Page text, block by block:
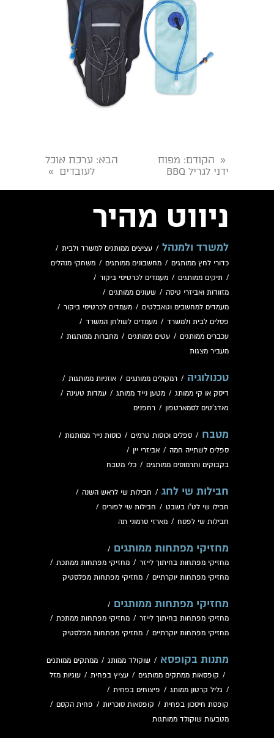
« הקודם: מפוח
ידני לגריל BBQ
הבא: ערכת אוכל
לעובדים
»
ניווט מהיר
למשרד ולמנהל / עציצים ממותגים למשרד ולבית /
כדורי לחץ ממותגים / מחשבונים ממותגים / משחקי מנהלים
/ תיקים ממותגים / מעמדים לכרטיסי ביקור /
מזוודות ואביזרי טיסה / שעונים ממותגים /
מעמדים למחשבים וטאבלטים / מעמדים לכרטיסי ביקור /
פסלים לבית ולמשרד / מעמדים לשולחן המשרד /
עכברים ממותגים / עטים ממותגים / מחברות ממותגות /
מעביר מצגות
טכנולוגיה / רמקולים ממותגים / אוזניות ממותגות /
דיסק או קי ממותג / מטען נייד ממותג / עמדות טעינה /
גאדג'טים לסמארטפון / רחפנים
מטבח / ספלים וכוסות טרמים / כוסות נייר ממותגות /
ספלים לשתייה חמה / אביזרי יין /
בקבוקים ותרמוסים ממותגים / כלי מטבח
חבילות שי לחג / חבילות שי לראש השנה /
חבילו שי לט"ו בשבט / חבילות שי לפורים /
חבילות שי לפסח / מארזי סרמוני תה
מחזיקי מפתחות ממותגים /
מחזיקי מפתחות בחיתוך לייזר / מחזיקי מפתחות ממתכת /
מחזיקי מפתחות יוקרתיים / מחזיקי מפתחות מפלסטיק
מחזיקי מפתחות ממותגים /
מחזיקי מפתחות בחיתוך לייזר / מחזיקי מפתחות ממתכת /
מחזיקי מפתחות יוקרתיים / מחזיקי מפתחות מפלסטיק
מתנות בקופסא / שוקולד ממותג / ממתקים ממותגים
/ קופסאות ממתקים ממותגים / עציץ בפחית / עוגיות מזל
/ גליל קרטון ממותג / פיצוחים בפחית /
קופסת חיסכון בפחית / קופסאות סוכריות / פחית הקסם /
מטבעות שוקולד ממותגות